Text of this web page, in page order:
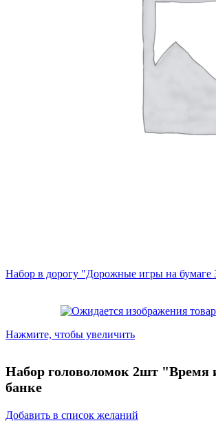
Набор в дорогу "Дорожные игры на бумаге
Нажмите, чтобы увеличить
Набор головоломок 2шт "Время
банке
Добавить в список желаний